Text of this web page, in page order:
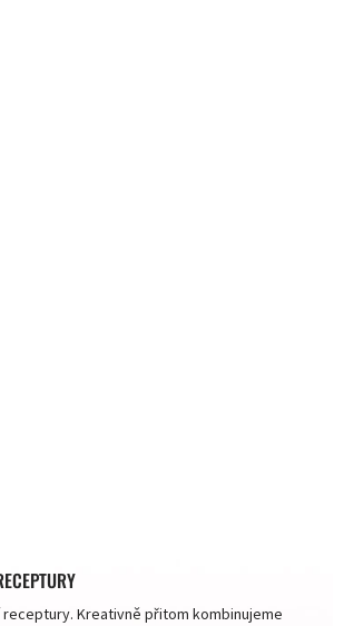
receptury. Kreativně přitom kombinujeme